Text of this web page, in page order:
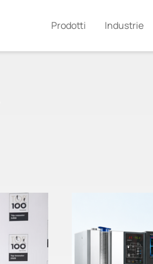
Prodotti Industrie